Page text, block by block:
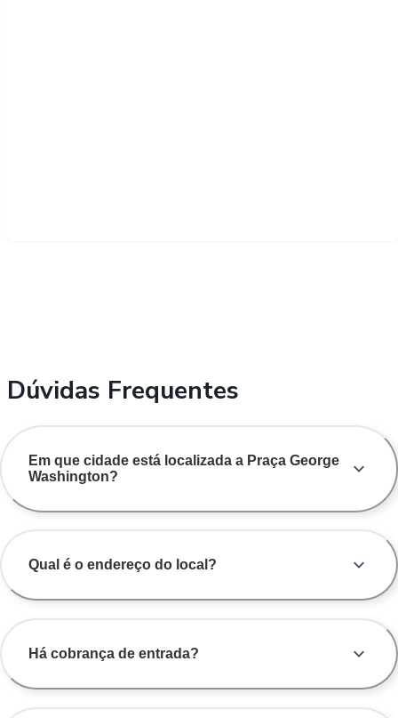
Dúvidas Frequentes
Em que cidade está localizada a Praça George
Washington?
Qual é o endereço do local?
Há cobrança de entrada?